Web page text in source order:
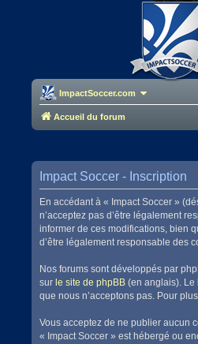
ImpactSoccer.com
Accueil du forum
Impact Soccer - Inscription
En accédant à « Impact Soccer »
n’acceptez pas d’être légalement
informer de ces modifications, bien
d’être légalement responsable des
Nos forums sont développés par
surle site de phpBB (en anglais). Le
que nous n’acceptons pas. Pour
Vous acceptez de ne publier aucun
« Impact Soccer » est hébergé ou